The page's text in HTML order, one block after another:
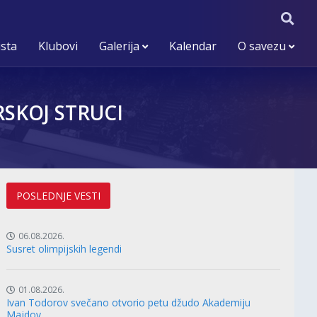
Klubovi Galerija Kalendar O savezu
STRUCI
POSLEDNJE VESTI
06.08.2026.
Susret olimpijskih legendi
01.08.2026.
Ivan Todorov svečano otvorio petu džudo Akademiju